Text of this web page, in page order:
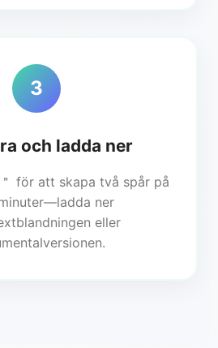
3
och ladda ner
för att skapa två spår på
ner
eller